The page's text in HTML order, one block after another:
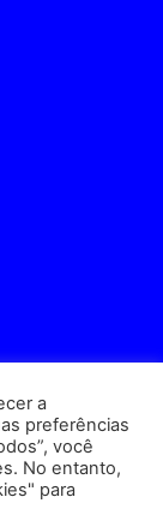
RJ, 28906-290
16h
a
preferências
você
No entanto,
para